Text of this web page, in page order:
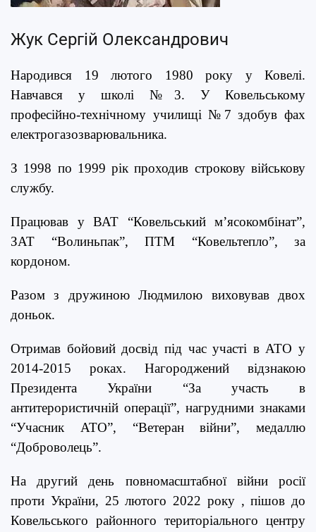
Жук Сергій Олександрович
Народився 19 лютого 1980 року у Ковелі.
Навчався у школі №3. У Ковельському
професійно-технічному училищі №7 здобув фах
електрогазозварювальника.
З 1998 по 1999 рік проходив строкову військову
службу.
Працював у ВАТ “Ковельський м’ясокомбінат”,
ЗАТ “Волиньпак”, ПТМ “Ковельтепло”, за
кордоном.
Разом з дружиною Людмилою виховував двох
доньок.
Отримав бойовий досвід під час участі в АТО у
2014-2015 роках. Нагороджений відзнакою
Президента України “За участь в
антитерористичній операції”, нагрудними знаками
“Учасник АТО”, “Ветеран війни”, медаллю
“Доброволець”.
На другий день повномасштабної війни росії
проти України, 25 лютого 2022 року , пішов до
Ковельського районного територіального центру